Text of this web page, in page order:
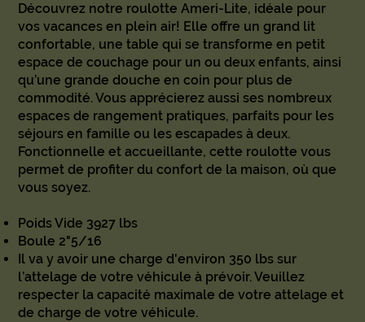
Découvrez notre roulotte Ameri-Lite, idéale pour
vos vacances en plein air! Elle offre un grand lit
confortable, une table qui se transforme en petit
espace de couchage pour un ou deux enfants, ainsi
qu’une grande douche en coin pour plus de
commodité. Vous apprécierez aussi ses nombreux
espaces de rangement pratiques, parfaits pour les
séjours en famille ou les escapades à deux.
Fonctionnelle et accueillante, cette roulotte vous
permet de profiter du confort de la maison, où que
vous soyez.
Poids Vide 3927 lbs
Boule 2"5/16
Il va y avoir une charge d'environ 350 lbs sur
l’attelage de votre véhicule à prévoir. Veuillez
respecter la capacité maximale de votre attelage et
de charge de votre véhicule.